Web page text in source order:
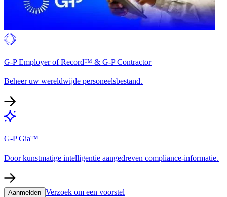
G-P Employer of Record™ & G-P Contractor​​
Beheer uw wereldwijde personeelsbestand.​​
G-P Gia™​​
Door kunstmatige intelligentie aangedreven compliance-informatie.​​
Aanmelden​​ Verzoek om een voorstel​​